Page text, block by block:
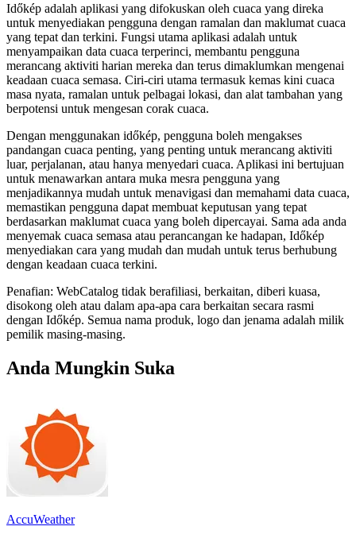
Időkép adalah aplikasi yang difokuskan oleh cuaca yang direka
untuk menyediakan pengguna dengan ramalan dan maklumat cuaca
yang tepat dan terkini. Fungsi utama aplikasi adalah untuk
menyampaikan data cuaca terperinci, membantu pengguna
merancang aktiviti harian mereka dan terus dimaklumkan mengenai
keadaan cuaca semasa. Ciri-ciri utama termasuk kemas kini cuaca
masa nyata, ramalan untuk pelbagai lokasi, dan alat tambahan yang
berpotensi untuk mengesan corak cuaca.
Dengan menggunakan időkép, pengguna boleh mengakses
pandangan cuaca penting, yang penting untuk merancang aktiviti
luar, perjalanan, atau hanya menyedari cuaca. Aplikasi ini bertujuan
untuk menawarkan antara muka mesra pengguna yang
menjadikannya mudah untuk menavigasi dan memahami data cuaca,
memastikan pengguna dapat membuat keputusan yang tepat
berdasarkan maklumat cuaca yang boleh dipercayai. Sama ada anda
menyemak cuaca semasa atau perancangan ke hadapan, Időkép
menyediakan cara yang mudah dan mudah untuk terus berhubung
dengan keadaan cuaca terkini.
Penafian: WebCatalog tidak berafiliasi, berkaitan, diberi kuasa,
disokong oleh atau dalam apa-apa cara berkaitan secara rasmi
dengan Időkép. Semua nama produk, logo dan jenama adalah milik
pemilik masing-masing.
Anda Mungkin Suka
AccuWeather